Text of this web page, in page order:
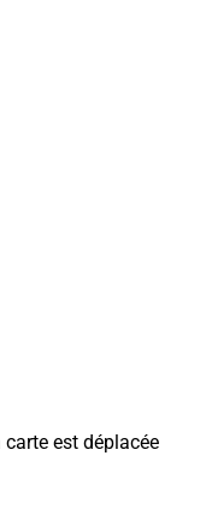
est déplacée